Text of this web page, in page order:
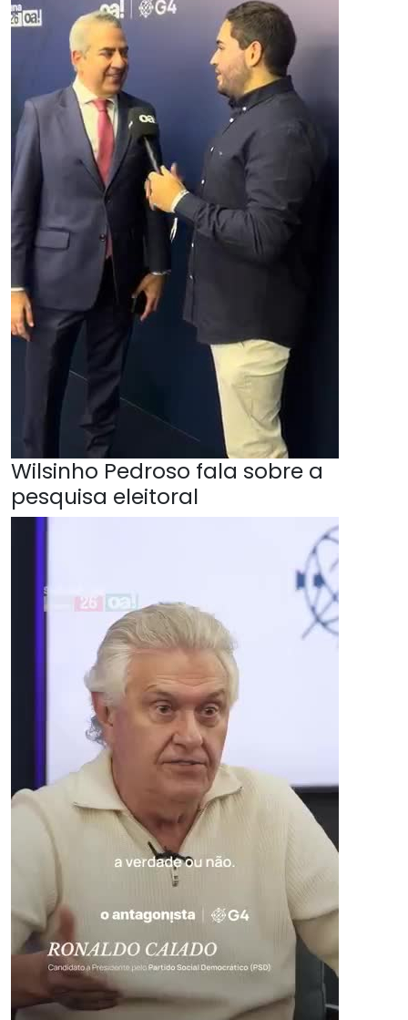
Wilsinho Pedroso fala sobre a
pesquisa eleitoral